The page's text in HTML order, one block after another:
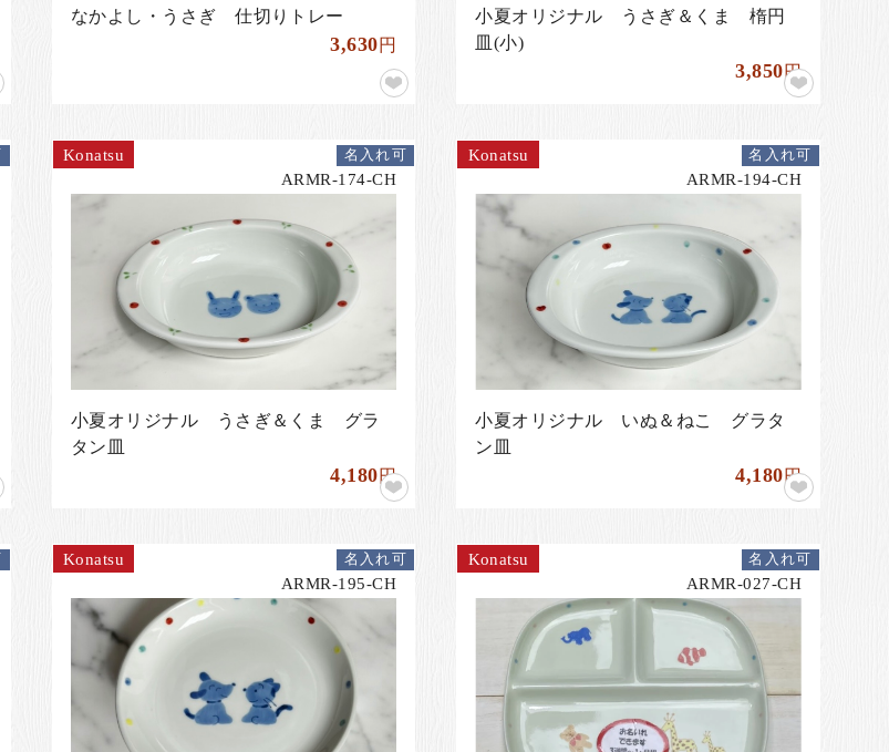
なかよし・うさぎ 仕切りトレー
3,630円
小夏オリジナル うさぎ＆くま 楕円
皿(小)
3,850円
Konatsu
ARMR-174-CH
名入れ可
小夏オリジナル うさぎ＆くま グラ
タン皿
4,180円
Konatsu
ARMR-194-CH
名入れ可
小夏オリジナル いぬ＆ねこ グラタ
ン皿
4,180円
Konatsu
ARMR-195-CH
名入れ可
Konatsu
ARMR-027-CH
名入れ可